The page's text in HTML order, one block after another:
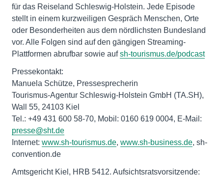
für das Reiseland Schleswig-Holstein. Jede Episode
stellt in einem kurzweiligen Gespräch Menschen, Orte
oder Besonderheiten aus dem nördlichsten Bundesland
vor. Alle Folgen sind auf den gängigen Streaming-
Plattformen abrufbar sowie aufsh-tourismus.de/podcast
Pressekontakt:
Manuela Schütze, Pressesprecherin
Tourismus-Agentur Schleswig-Holstein GmbH (TA.SH),
Wall 55, 24103 Kiel
Tel.: +49 431 600 58-70, Mobil: 0160 619 0004, E-Mail:
presse@sht.de
Internet: www.sh-tourismus.de, www.sh-business.de, sh-
convention.de
Amtsgericht Kiel, HRB 5412. Aufsichtsratsvorsitzende: